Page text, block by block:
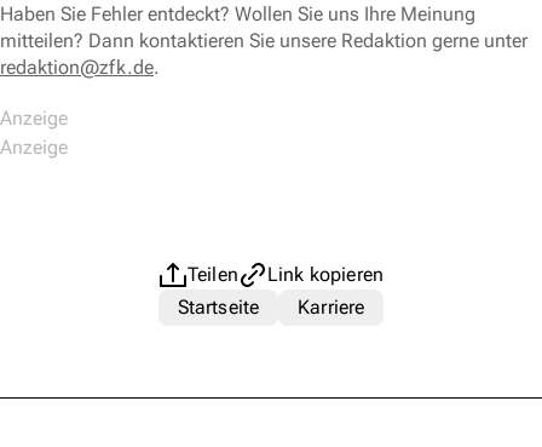
Haben Sie Fehler entdeckt? Wollen Sie uns Ihre Meinung
mitteilen? Dann kontaktieren Sie unsere Redaktion gerne unter
redaktion@zfk.de.
Teilen
Link kopieren
Startseite
Karriere